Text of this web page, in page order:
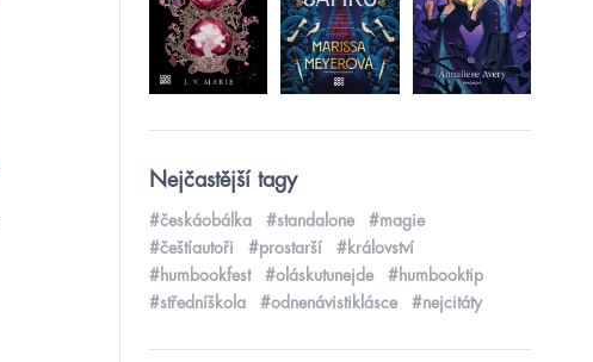
Nejčastější tagy
#českáobálka #standalone
#magie
#češtíautoři
#prostarší
#království
#humbookfest
#oláskutunejde
#humbooktip
#středníškola
#odnenávistiklásce #nejcitáty